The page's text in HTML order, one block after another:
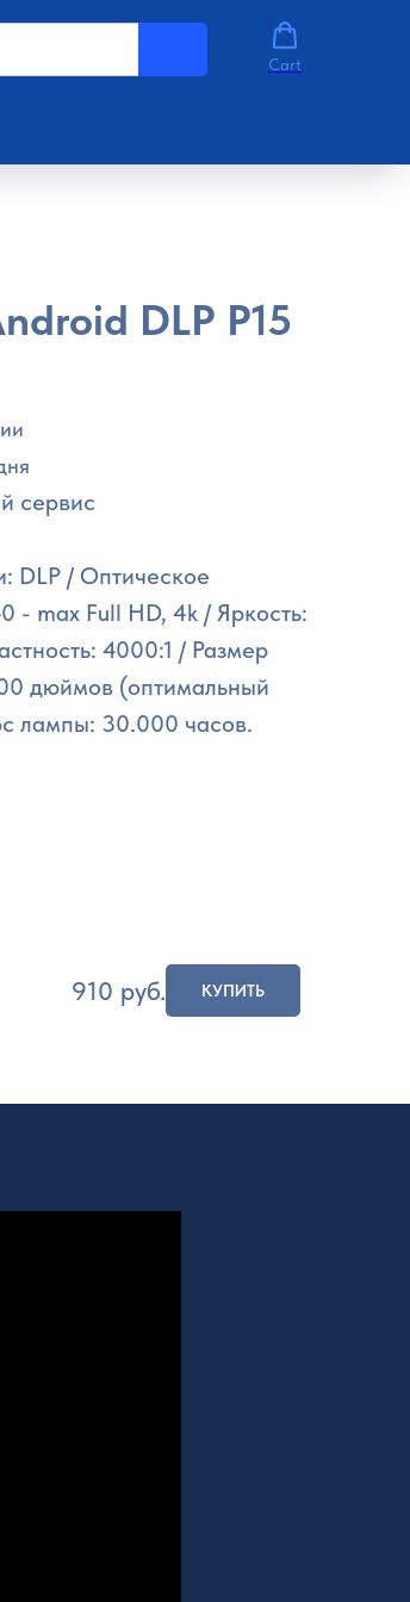
Cart
DLP P15
сервис
DLP / Оптическое
- max Full HD, 4k / Яркость:
4000:1 / Размер
дюймов (оптимальный
лампы: 30.000 часов.
910 руб. КУПИТЬ